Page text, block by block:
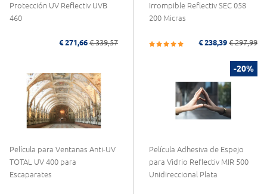
Protección UV Reflectiv UVB
460
€ 271,66 € 339,57
Irrompible Reflectiv SEC 058
200 Micras
€ 238,39 € 297,99
Película para Ventanas Anti-UV
TOTAL UV 400 para
Escaparates
-20%
Película Adhesiva de Espejo
para Vidrio Reflectiv MIR 500
Unidireccional Plata